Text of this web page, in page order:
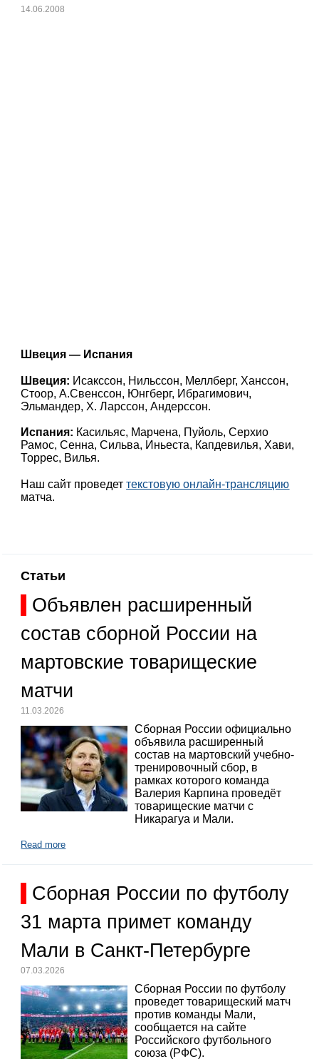
14.06.2008
Швеция — Испания
Швеция: Исакссон, Нильссон, Меллберг, Ханссон,
Стоор, А.Свенссон, Юнгберг, Ибрагимович,
Эльмандер, Х. Ларссон, Андерссон.
Испания: Касильяс, Марчена, Пуйоль, Серхио
Рамос, Сенна, Сильва, Иньеста, Капдевилья, Хави,
Торрес, Вилья.
Наш сайт проведеттекстовую онлайн-трансляцию
матча.
Статьи
Объявлен расширенный
состав сборной России на
мартовские товарищеские
матчи
11.03.2026
Сборная России официально
объявила расширенный
состав на мартовский учебно-
тренировочный сбор, в
рамках которого команда
Валерия Карпина проведёт
товарищеские матчи с
Никарагуа и Мали.
Read more
Сборная России по футболу
31 марта примет команду
Мали в Санкт-Петербурге
07.03.2026
Сборная России по футболу
проведет товарищеский матч
против команды Мали,
сообщается на сайте
Российского футбольного
союза (РФС).